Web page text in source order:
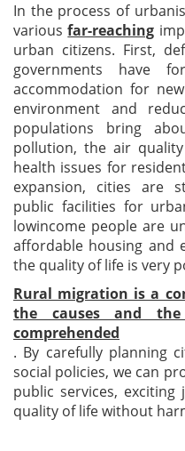
In the process of
variousfar-reaching
urban citizens. First,
governments have
accommodation for
environment and
populations bring
pollution, the air
health issues for
expansion, cities are
public facilities for
lowincome people are
affordable housing and
the quality of life is very
Rural migration is a
the causes and
comprehended
. By carefully planning
social policies, we can
public services,
quality of life without